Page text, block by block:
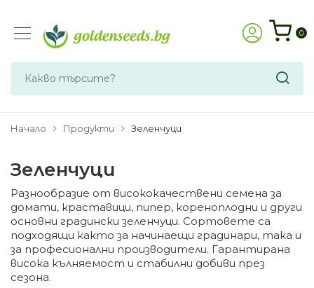
0
Начало Продукти Зеленчуци
Зеленчуци
Разнообразие от висококачествени семена за
домати, краставици, пипер, кореноплодни и други
основни градински зеленчуци. Сортовете са
подходящи както за начинаещи градинари, така и
за професионални производители. Гарантирана
висока кълняемост и стабилни добиви през
сезона.